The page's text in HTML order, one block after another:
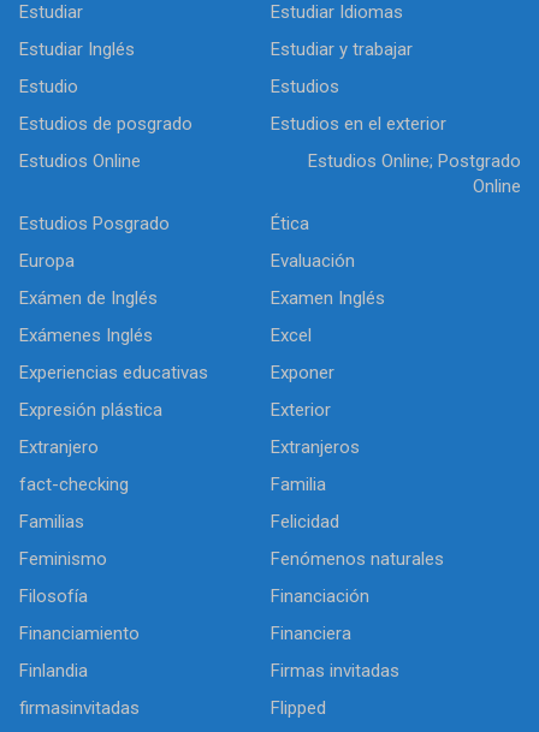
Estudiar
Estudiar Idiomas
Estudiar Inglés
Estudiar y trabajar
Estudio
Estudios
Estudios de posgrado
Estudios en el exterior
Estudios Online
Estudios Online; Postgrado
Online
Estudios Posgrado
Ética
Europa
Evaluación
Exámen de Inglés
Examen Inglés
Exámenes Inglés
Excel
Experiencias educativas
Exponer
Expresión plástica
Exterior
Extranjero
Extranjeros
fact-checking
Familia
Familias
Felicidad
Feminismo
Fenómenos naturales
Filosofía
Financiación
Financiamiento
Financiera
Finlandia
Firmas invitadas
firmasinvitadas
Flipped